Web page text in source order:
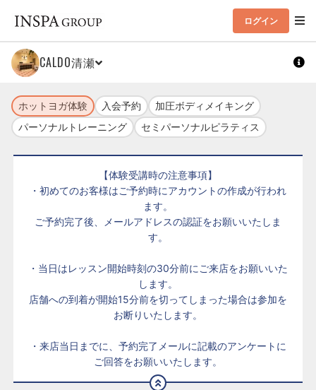
ログイン
CALDO清瀬
ホットヨガ体験 入会予約
加圧ボディメイキング
パーソナルトレーニング
セミパーソナルピラティス
【体験受講時の注意事項】
・初めてのお客様はご予約時にアカウントの作成が行われ
ます。
ご予約完了後、メールアドレスの認証をお願いいたしま
す。
・当日はレッスン開始時刻の30分前にご来店をお願いいた
します。
店舗への到着が開始15分前を切ってしまった場合は参加を
お断りいたします。
・来店当日までに、予約完了メールに記載のアンケートに
ご回答をお願いいたします。